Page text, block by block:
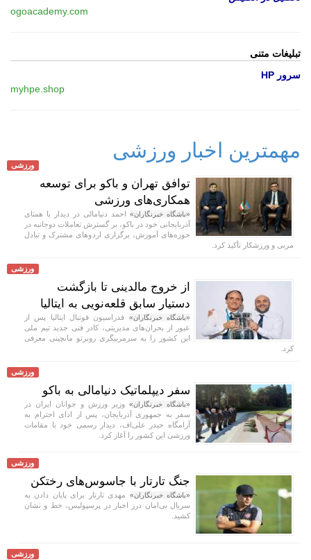
ogoacademy.com
تبلیغات متنی
سرور HP
myhpe.shop
مهمترین اخبار ورزشی
ورزشی
توافق تهران و باکو برای توسعه
همکاری‌های ورزشی
«باشگاه خبرنگاران» احمد دنیامالی در دیدار با همتای
آذربایجانی خود در باکو، بر گسترش تعاملات دوجانبه در
حوزه‌های آموزش، برگزاری اردو‌های مشترک و تبادل
مربی و ورزشکار تأکید کرد.
ورزشی
از خروج مالدینی تا بازگشت
دستیار سابق قلعه‌نویی به ایتالیا
«باشگاه خبرنگاران» فدراسیون فوتبال ایتالیا پس از
عبور از بحران‌های مدیریتی، کادر فنی جدید تیم ملی
این کشور را به سرمربیگری روبرتو مانچینی معرفی
کرد.
ورزشی
سفر دیپلماتیک دنیامالی به باکو
«باشگاه خبرنگاران» وزیر ورزش و جوانان ایران در
سفر به جمهوری آذربایجان، پس از ادای احترام به
آرامگاه حیدر علی‌اف، دیدار رسمی خود با مقامات
ورزشی این کشور را آغاز کرد.
ورزشی
جنگ تارتار با جاسوس‌های رختکن
«باشگاه خبرنگاران» مهدی تارتار برای پایان دادن به
سریال بی‌امان درز اخبار در پرسپولیس، خط و نشان
کشید.
ورزشی